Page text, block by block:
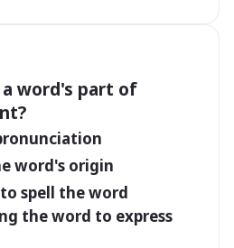
word's part of
word's origin
spell the word